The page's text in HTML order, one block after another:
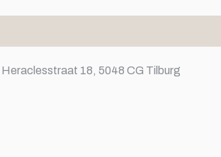
18, 5048 CG Tilburg